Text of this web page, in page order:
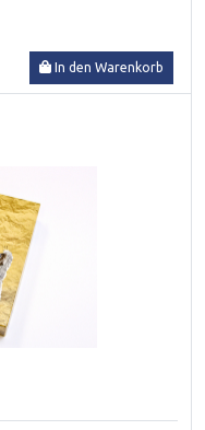
In den Warenkorb